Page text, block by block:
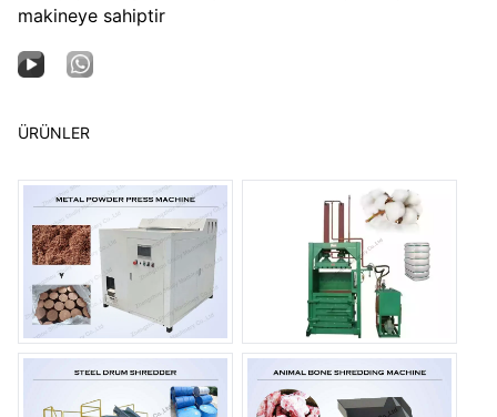
makineye sahiptir
ÜRÜNLER